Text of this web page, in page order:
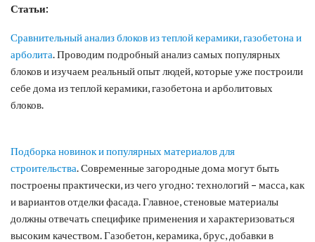
Статьи:
Сравнительный анализ блоков из теплой керамики, газобетона и
арболита. Проводим подробный анализ самых популярных
блоков и изучаем реальный опыт людей, которые уже построили
себе дома из теплой керамики, газобетона и арболитовых
блоков.
Подборка новинок и популярных материалов для
строительства. Современные загородные дома могут быть
построены практически, из чего угодно: технологий – масса, как
и вариантов отделки фасада. Главное, стеновые материалы
должны отвечать специфике применения и характеризоваться
высоким качеством. Газобетон, керамика, брус, добавки в